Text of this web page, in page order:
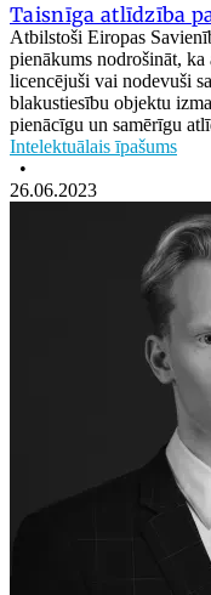
Taisnīga atlīdzība
Atbilstoši Eiropas
pienākums nodrošināt,
licencējuši vai nodevuši
blakustiesību objektu
pienācīgu un samērīgu
Intelektuālais īpašums
•
26.06.2023